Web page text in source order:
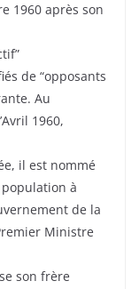
1960 après son
de “opposants
Au
1960,
il est nommé
à
de la
Ministre
son frère